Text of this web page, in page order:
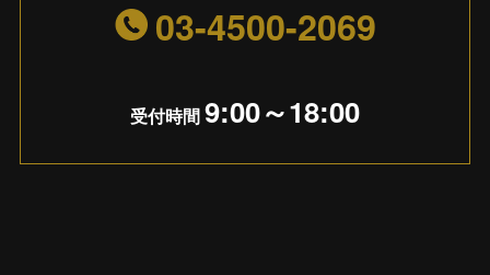
03-4500-2069
受付時間9:00～18:00